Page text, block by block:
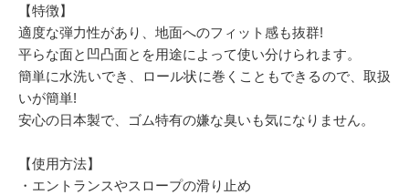
Q＆A
お気に入り
【特徴】
適度な弾力性があり、地面へのフィット感も抜群!
平らな面と凹凸面とを用途によって使い分けられます。
簡単に水洗いでき、ロール状に巻くこともできるので、取扱
いが簡単!
安心の日本製で、ゴム特有の嫌な臭いも気になりません。
【使用方法】
・エントランスやスロープの滑り止め